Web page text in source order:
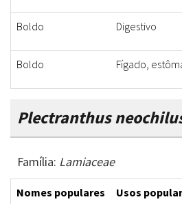
Boldo Digestivo
Boldo Fígado,
Plectranthus
Família: Lamiaceae
Nomes populares
Usos